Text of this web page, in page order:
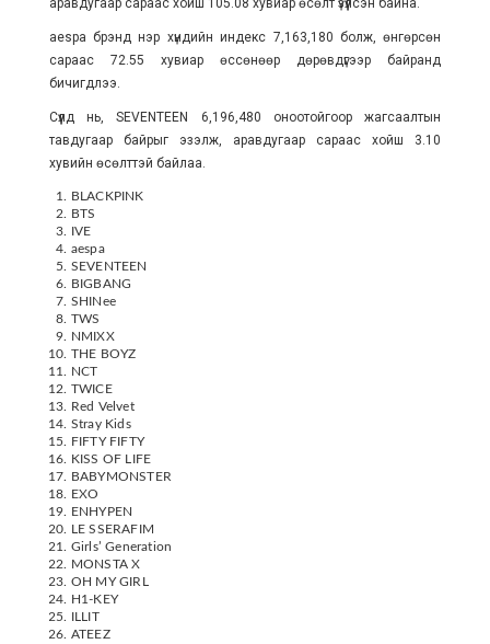
аравдугаар сараас хойш 105.08 хувиар өсөлт үзүүлсэн байна.
aespa брэнд нэр хүндийн индекс 7,163,180 болж, өнгөрсөн
сараас 72.55 хувиар өссөнөөр дөрөвдүгээр байранд
бичигдлээ.
Сүүлд нь, SEVENTEEN 6,196,480 оноотойгоор жагсаалтын
тавдугаар байрыг эзэлж, аравдугаар сараас хойш 3.10
хувийн өсөлттэй байлаа.
BLACKPINK
BTS
IVE
aespa
SEVENTEEN
BIGBANG
SHINee
TWS
NMIXX
THE BOYZ
NCT
TWICE
Red Velvet
Stray Kids
FIFTY FIFTY
KISS OF LIFE
BABYMONSTER
EXO
ENHYPEN
LE SSERAFIM
Girls’ Generation
MONSTA X
OH MY GIRL
H1-KEY
ILLIT
ATEEZ